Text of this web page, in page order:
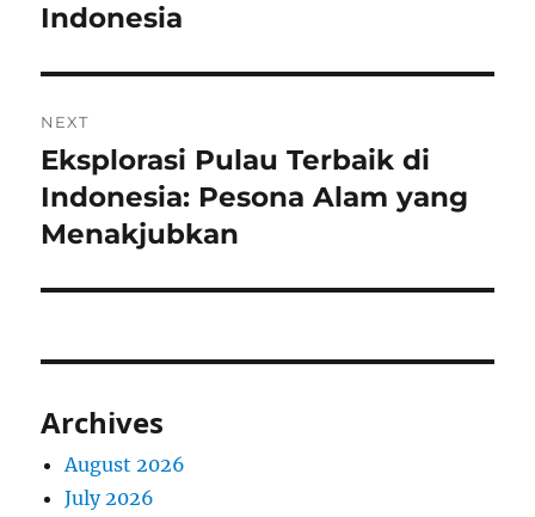
Indonesia
NEXT
Next
post:
Eksplorasi Pulau Terbaik di
Indonesia: Pesona Alam yang
Menakjubkan
Archives
August 2026
July 2026